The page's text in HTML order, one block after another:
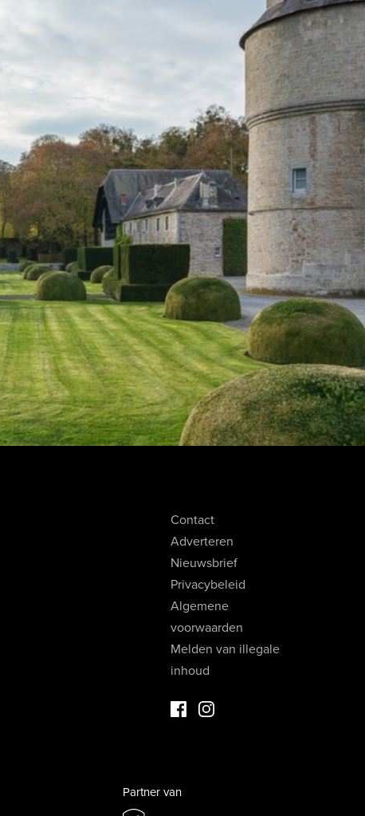
Contact
Adverteren
Nieuwsbrief
Privacybeleid
Algemene
voorwaarden
Melden van illegale
inhoud
Facebook Luxevastgoed
Instagram Luxevastgoed
Partner van